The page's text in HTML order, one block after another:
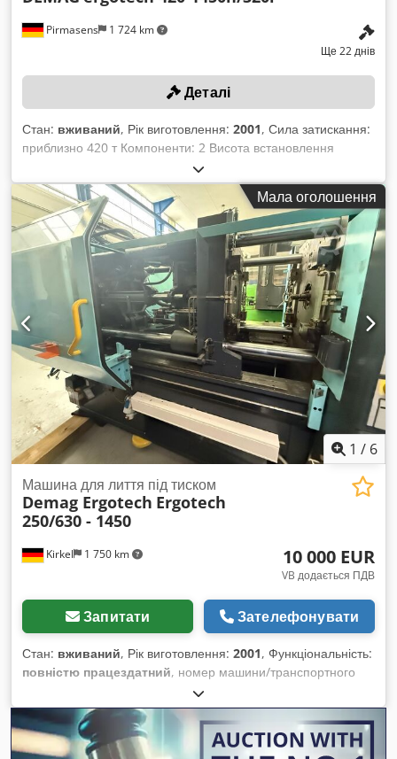
Pirmasens 1 724 km
Ще 22 днів
Деталі
Стан: вживаний, Рік виготовлення: 2001, Сила затискання:
приблизно 420 т Компоненти: 2 Висота встановлення
форми: приблизно 651 / 1100 мм Хід відкривання:
приблизно 400 / 880 мм Відстань між направляючими
стержнями: приблизно 900 × 800 мм Діаметр
горизонтального шнека: приблизно 60 мм Діаметр
вертикального шнека: приблизно 30 мм Співвідношення
L/D: 1 / 20 Djdpfx Aezl S Nlocwskr Кількість виштовхувачів: 4
Спеціальне обладнання: голчастий затвор Зони гарячого
розподільника: 36 Продуктивність: приблизно 243 л/хв
Частота: 50 Гц Напруга живлення: 3 × 400 В Тиск:
приблизно 190 бар Струм 1: 156,5 А Струм 2: 169 А Струм
3: 100 А Вага: приблизно 17,7 т
Мала оголошення
1 / 6
Kirkel 1 750 km
Машина для лиття під тиском
Demag Ergotech Ergotech
250/630 - 1450
10 000 EUR
VB додається ПДВ
Запитати Зателефонувати
Стан: вживаний, Рік виготовлення: 2001, Функціональність:
повністю працездатний, номер машини/транспортного
, зусилля затискання:
між колонами:630 мм, мінімальна висота форми:330 мм,
сила викидувача:
69 000 N , хід виштовхувача: 200 мм, хід
відкривання:675 мм, довжина пластини: 950 мм , ширина